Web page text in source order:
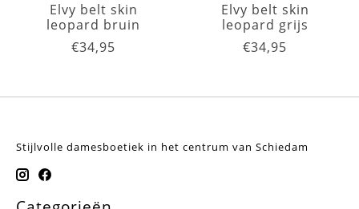
Elvy belt skin
leopard bruin
€34,95
Elvy belt skin
leopard grijs
€34,95
Stijlvolle damesboetiek in het centrum van Schiedam